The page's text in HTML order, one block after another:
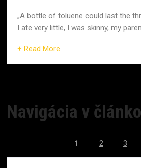
„A bottle of toluene could last the
I ate very little, I was skinny, my
+ Read More
Navigácia v
1 2 3